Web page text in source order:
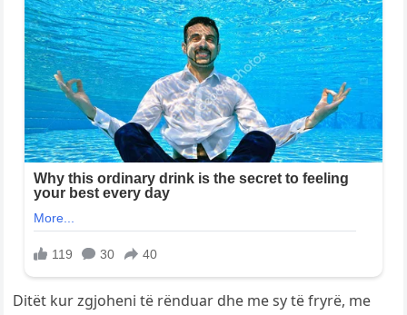
Ditët kur zgjoheni të rënduar dhe me sy të fryrë, me